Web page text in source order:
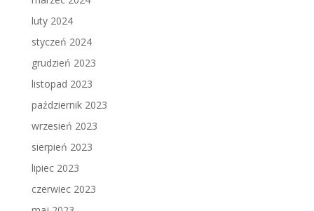
luty 2024
styczeń 2024
grudzień 2023
listopad 2023
październik 2023
wrzesień 2023
sierpień 2023
lipiec 2023
czerwiec 2023